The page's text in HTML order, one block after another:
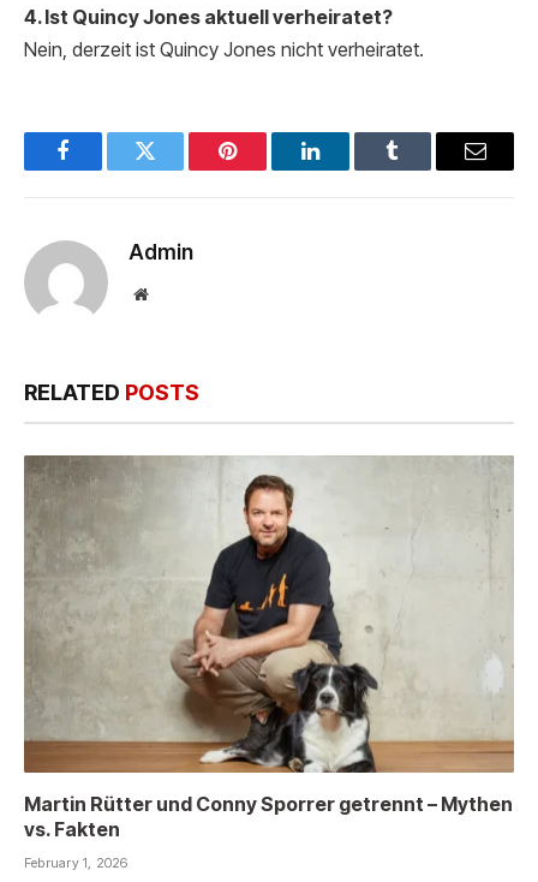
4. Ist Quincy Jones aktuell verheiratet?
Nein, derzeit ist Quincy Jones nicht verheiratet.
FacebookTwitter Pinterest LinkedInTumblr Email
Admin
Website
RELATED POSTS
Martin Rütter und Conny Sporrer getrennt – Mythen
vs. Fakten
February 1, 2026